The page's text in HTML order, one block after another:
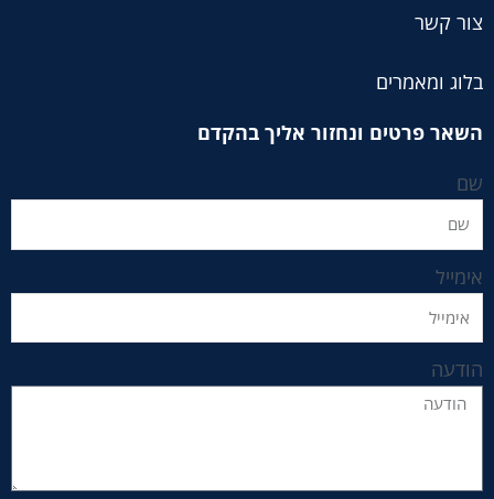
צור קשר
בלוג ומאמרים
השאר פרטים ונחזור אליך בהקדם
שם
אימייל
הודעה